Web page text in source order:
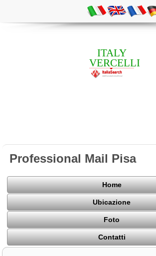
ITALY
VERCELLI
Professional Mail Pisa
Home
Ubicazione
Foto
Contatti